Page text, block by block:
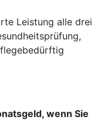
Leistung alle drei
wenn Sie